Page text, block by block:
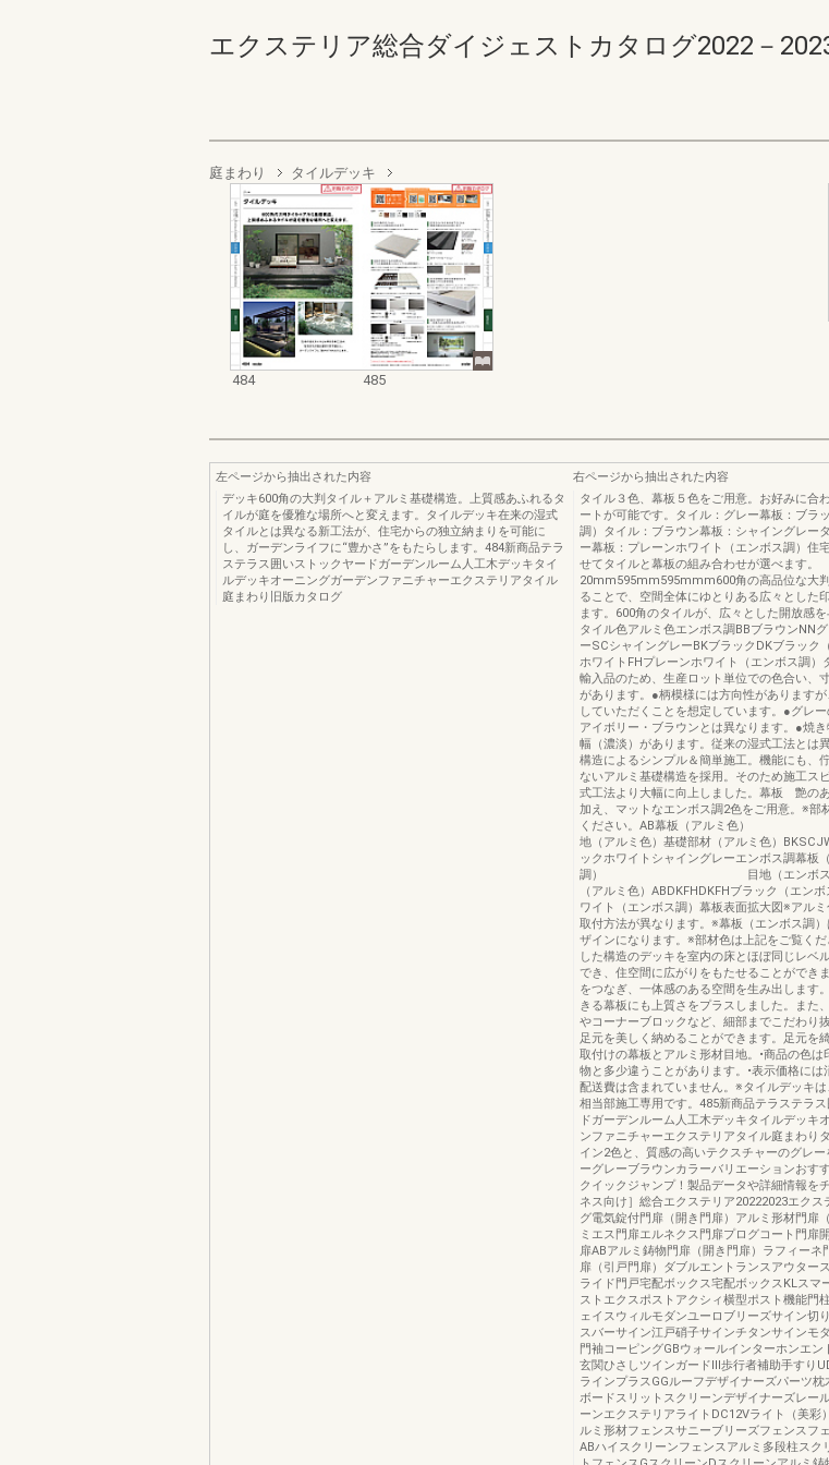
エクステリア総合ダイジェストカタログ2022－
庭まわり タイルデッキ
484 485
左ページから抽出された内容
デッキ600角の大判タイル＋アルミ基礎構造。上質感あふれるタ
イルが庭を優雅な場所へと変えます。タイルデッキ在来の湿式
タイルとは異なる新工法が、住宅からの独立納まりを可能に
し、ガーデンライフに“豊かさ”をもたらします。484新商品テラ
ステラス囲いストックヤードガーデンルーム人工木デッキタイ
ルデッキオーニングガーデンファニチャーエクステリアタイル
庭まわり旧版カタログ
右ページから抽出された内容
タイル３色、幕板５色をご用意。お好みに合
ートが可能です。タイル：グレー幕板：ブラ
調）タイル：ブラウン幕板：シャイングレー
ー幕板：プレーンホワイト（エンボス調）住
せてタイルと幕板の組み合わせが選べます。
20mm595mm595mmm600角の高品位な大
ることで、空間全体にゆとりある広々とした
ます。600角のタイルが、広々とした開放感
タイル色アルミ色エンボス調BBブラウンNN
ーSCシャイングレーBKブラックDKブラック
ホワイトFHプレーンホワイト（エンボス調）
輸入品のため、生産ロット単位での色合い、
があります。●柄模様には方向性があります
していただくことを想定しています。●グレー
アイボリー・ブラウンとは異なります。●焼
幅（濃淡）があります。従来の湿式工法とは
構造によるシンプル＆簡単施工。機能にも、
ないアルミ基礎構造を採用。そのため施工ス
式工法より大幅に向上しました。幕板 艶の
加え、マットなエンボス調2色をご用意。※部
ください。AB幕板（アル
地（アルミ色）基礎部材（アルミ色）
ックホワイトシャイングレーエンボス調幕板
調） 目地（エンボス調）
（アルミ色）ABDKFHDKFHブラック（エン
ワイト（エンボス調）幕板表面拡大図※アル
取付方法が異なります。※幕板（エンボス調
ザインになります。※部材色は上記をご覧く
した構造のデッキを室内の床とほぼ同じレベ
でき、住空間に広がりをもたせることができ
をつなぎ、一体感のある空間を生み出します
きる幕板にも上質さをプラスしました。また
やコーナーブロックなど、細部までこだわり
足元を美しく納めることができます。足元を
取付けの幕板とアルミ形材目地。•商品の色は
物と多少違うことがあります。•表示価格には
配送費は含まれていません。※タイルデッキ
相当部施工専用です。485新商品テラステラ
ドガーデンルーム人工木デッキタイルデッキ
ンファニチャーエクステリアタイル庭まわ
イン2色と、質感の高いテクスチャーのグレー
ーグレーブラウンカラーバリエーションおす
クイックジャンプ！製品データや詳細情報を
ネス向け］総合エクステリア20222023エクス
グ電気錠付門扉（開き門扉）アルミ形材門扉
ミエス門扉エルネクス門扉プログコート門扉
扉ABアルミ鋳物門扉（開き門扉）ラフィーネ
扉（引戸門扉）ダブルエントランスアウター
ライド門戸宅配ボックス宅配ボックスKLスマ
ストエクスポストアクシィ横型ポスト機能門
ェイスウィルモダンユーロブリーズサイン切
スバーサイン江戸硝子サインチタンサインモ
門袖コーピングGBウォールインターホンエン
玄関ひさしツインガードⅢ歩行者補助手すり
ラインプラスGGルーフデザイナーズパーツ
ボードスリットスクリーンデザイナーズレー
ーンエクステリアライトDC12Vライト（美彩
ルミ形材フェンスサニーブリーズフェンスフ
ABハイスクリーンフェンスアルミ多段柱スク